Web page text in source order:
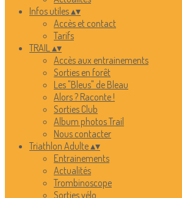
Infos utiles▴▾
Accès et contact
Tarifs
TRAIL▴▾
Accès aux entrainements
Sorties en forêt
Les "Bleus" de Bleau
Alors ? Raconte !
Sorties Club
Album photos Trail
Nous contacter
Triathlon Adulte▴▾
Entrainements
Actualités
Trombinoscope
Sorties vélo